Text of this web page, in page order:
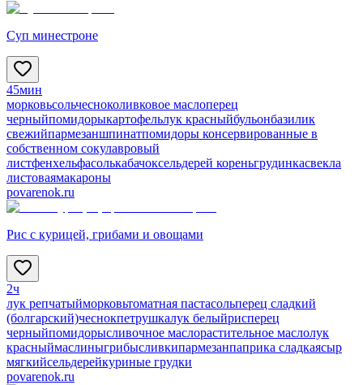
Суп минестроне
45мин
морковьсольчесноколивковое маслоперец
черныйпомидорыкартофельлук красныйбульонбазилик
свежийпармезаншпинатпомидоры консервированные в
собственном сокулавровый
листфенхельфасолькабачоксельдерей кореньгрудинкасвекла
листоваямакароны
povarenok.ru
Рис с курицей, грибами и овощами
2ч
лук репчатыйморковьтоматная пастасольперец сладкий
(болгарский)чеснокпетрушкалук белыйрисперец
черныйпомидорысливочное маслорастительное маслолук
красныймаслиныгрибысливкипармезанпаприка сладкаясыр
мягкийсельдерейкуриные грудки
povarenok.ru